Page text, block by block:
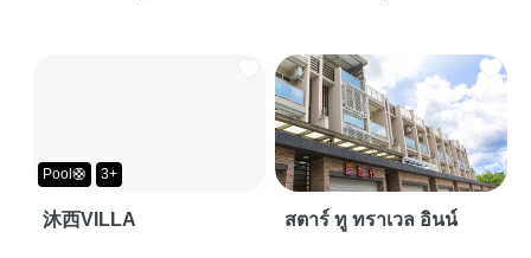
Pool🛟 3+
沐西VILLA สตาร์ ทู ทราเวล อินน์